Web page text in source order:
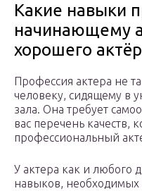
Какие навыки
начинающему
хорошего
Профессия актера не
человеку, сидящему в
зала. Она требует
вас перечень качеств,
профессиональный
У актера как и любого
навыков, необходимых